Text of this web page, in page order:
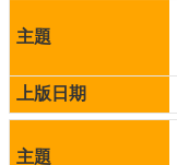
認
本
校
校